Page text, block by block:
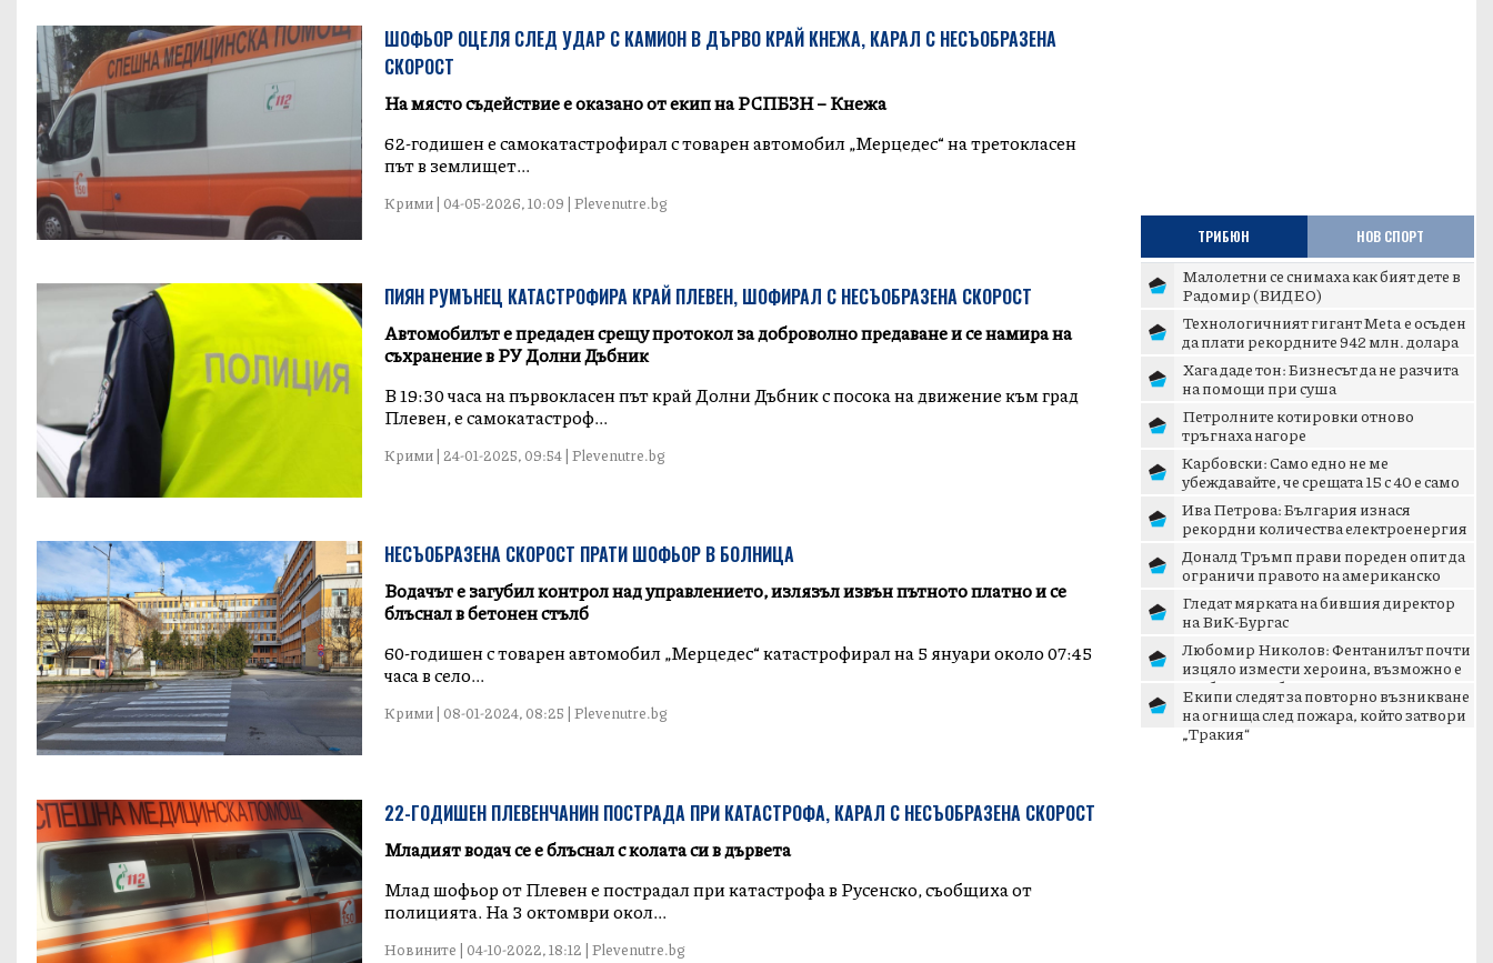
ШОФЬОР ОЦЕЛЯ СЛЕД УДАР С КАМИОН В ДЪРВО КРАЙ КНЕЖА, КАРАЛ С НЕСЪОБРАЗЕНА
СКОРОСТ
На място съдействие е оказано от екип на РСПБЗН – Кнежа
62-годишен е самокатастрофирал с товарен автомобил „Мерцедес“ на третокласен
път в землищет...
Крими | 04-05-2026, 10:09 | Plevenutre.bg
ПИЯН РУМЪНЕЦ КАТАСТРОФИРА КРАЙ ПЛЕВЕН, ШОФИРАЛ С НЕСЪОБРАЗЕНА СКОРОСТ
Автомобилът е предаден срещу протокол за доброволно предаване и се намира на
съхранение в РУ Долни Дъбник
В 19:30 часа на първокласен път край Долни Дъбник с посока на движение към град
Плевен, е самокатастроф...
Крими | 24-01-2025, 09:54 | Plevenutre.bg
НЕСЪОБРАЗЕНА СКОРОСТ ПРАТИ ШОФЬОР В БОЛНИЦА
Водачът е загубил контрол над управлението, излязъл извън пътното платно и се
блъснал в бетонен стълб
60-годишен с товарен автомобил „Мерцедес“ катастрофирал на 5 януари около 07:45
часа в село...
Крими | 08-01-2024, 08:25 | Plevenutre.bg
22-ГОДИШЕН ПЛЕВЕНЧАНИН ПОСТРАДА ПРИ КАТАСТРОФА, КАРАЛ С НЕСЪОБРАЗЕНА СКОРОСТ
Младият водач се е блъснал с колата си в дървета
Млад шофьор от Плевен е пострадал при катастрофа в Русенско, съобщиха от
полицията. На 3 октомври окол...
Новините | 04-10-2022, 18:12 | Plevenutre.bg
ТРИБЮН НОВ СПОРТ
Малолетни се снимаха как бият дете в
Радомир (ВИДЕО)
Технологичният гигант Meta е осъден
да плати рекордните 942 млн. долара
заради вредите вър...
Хага даде тон: Бизнесът да не разчита
на помощи при суша
Петролните котировки отново
тръгнаха нагоре
Карбовски: Само едно не ме
убеждавайте, че срещата 15 с 40 е само
среща
Ива Петрова: България изнася
рекордни количества електроенергия
Доналд Тръмп прави пореден опит да
ограничи правото на американско
гражданство по рождение
Гледат мярката на бившия директор
на ВиК-Бургас
Любомир Николов: Фентанилът почти
изцяло измести хероина, възможно е
разбитата лаборатория...
Екипи следят за повторно възникване
на огнища след пожара, който затвори
„Тракия“